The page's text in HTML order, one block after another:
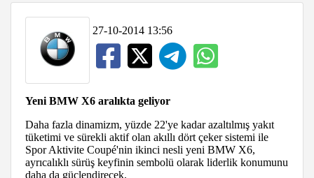
27-10-2014 13:56
Yeni BMW X6 aralıkta geliyor
Daha fazla dinamizm, yüzde 22'ye kadar azaltılmış yakıt
tüketimi ve sürekli aktif olan akıllı dört çeker sistemi ile
Spor Aktivite Coupé'nin ikinci nesli yeni BMW X6,
ayrıcalıklı sürüş keyfinin sembolü olarak liderlik konumunu
daha da güçlendirecek.